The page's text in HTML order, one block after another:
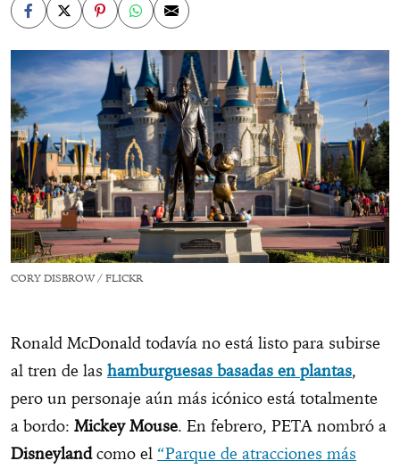
CORY DISBROW / FLICKR
Ronald McDonald todavía no está listo para subirse
al tren de las hamburguesas basadas en plantas,
pero un personaje aún más icónico está totalmente
a bordo: Mickey Mouse. En febrero, PETA nombró a
Disneylandcomo el “Parque de atracciones más